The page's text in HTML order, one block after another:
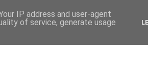
IP address and user-agent
of service, generate usage